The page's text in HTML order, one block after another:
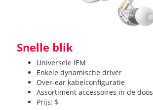
Snelle blik
Universele IEM
Enkele dynamische driver
Over-ear kabelconfiguratie
Assortiment accessoires in de doos
Prijs: $